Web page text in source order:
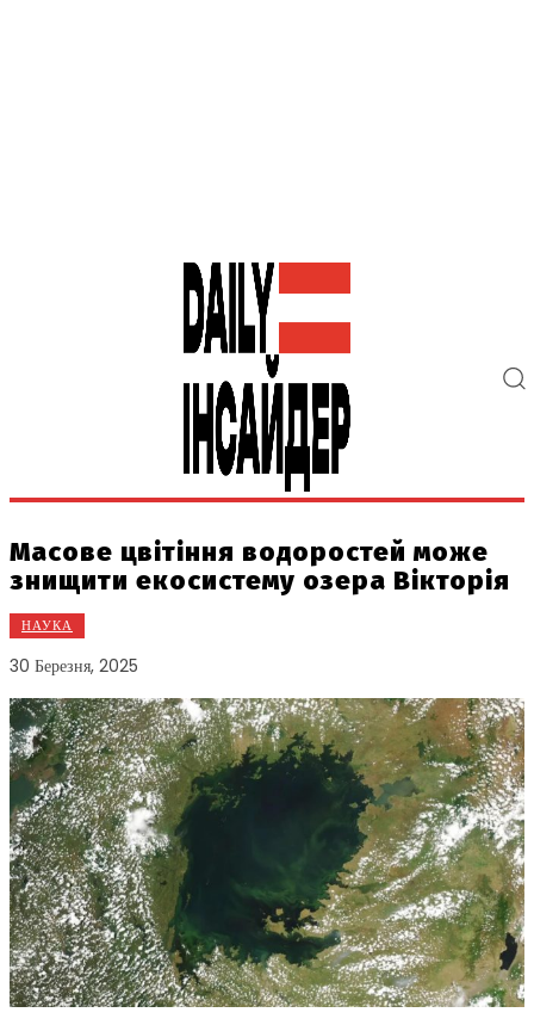
Масове цвітіння водоростей може
знищити екосистему озера Вікторія
НАУКА
30 Березня, 2025